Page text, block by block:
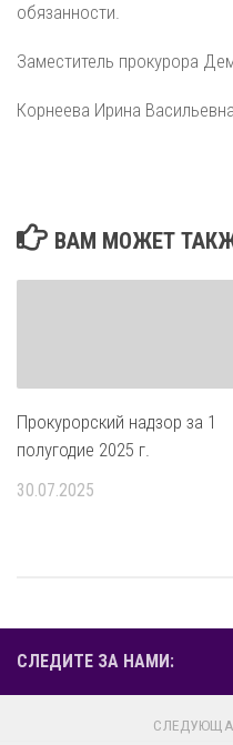
обязанности.
Заместитель прокурора
Корнеева Ирина Васильевна
ВАМ МОЖЕТ
Прокурорский надзор за 1
полугодие 2025 г.
30.07.2025
СЛЕДИТЕ ЗА НАМИ: